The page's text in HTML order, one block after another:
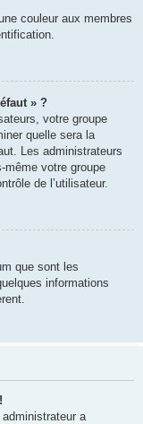
couleur aux membres
» ?
votre groupe
quelle sera la
Les administrateurs
même votre groupe
de l’utilisateur.
que sont les
informations
a